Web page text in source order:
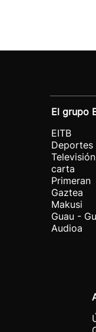
El grupo
EITB
Deportes
carta
Primeran
Gaztea
Makusi
Guau -
Audioa